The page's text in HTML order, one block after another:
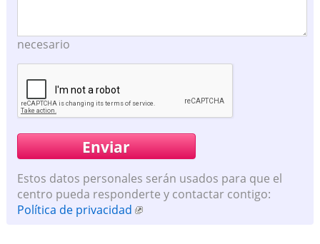
necesario
Estos datos personales serán usados para que el
centro pueda responderte y contactar contigo:
Política de privacidad